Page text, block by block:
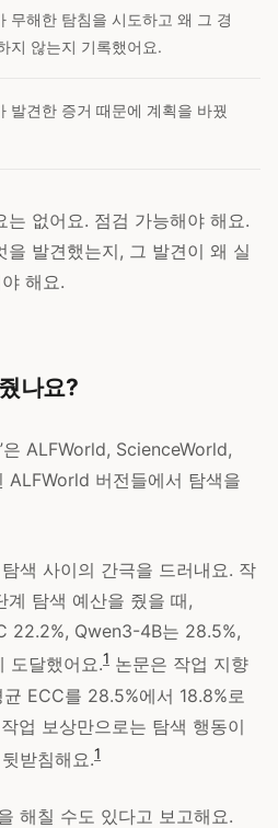
무해한 탐침을 시도하고 왜 그 경
지 않는지 기록했어요.
발견한 증거 때문에 계획을 바꿨
는 없어요. 점검 가능해야 해요.
을 발견했는지, 그 발견이 왜 실
해요.
나요?
ALFWorld, ScienceWorld,
버전들에서 탐색을
색 사이의 간극을 드러내요. 작
계 탐색 예산을 줬을 때,
22.2%, Qwen3-4B는 28.5%,
도달했어요.1 논문은 작업 지향
ECC를 28.5%에서 18.8%로
업 보상만으로는 탐색 행동이
받침해요.1
해칠 수도 있다고 보고해요.